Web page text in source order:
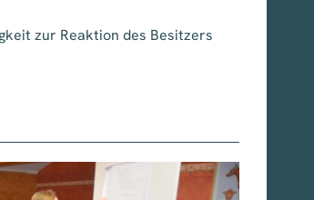
zur Reaktion des Besitzers